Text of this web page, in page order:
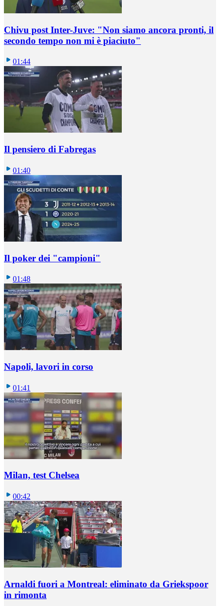
Chivu post Inter-Juve: "Non siamo ancora pronti, il
secondo tempo non mi è piaciuto"
01:44
Il pensiero di Fabregas
01:40
Il poker dei "campioni"
01:48
Napoli, lavori in corso
01:41
Milan, test Chelsea
00:42
Arnaldi fuori a Montreal: eliminato da Griekspoor
in rimonta